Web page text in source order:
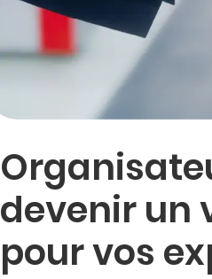
devenir un
pour vos